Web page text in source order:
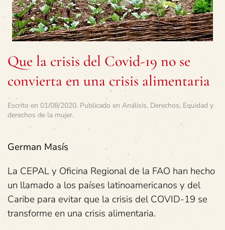
Que la crisis del Covid-19 no se
convierta en una crisis alimentaria
Escrito en 01/08/2020. Publicado en Análisis, Derechos, Equidad y
derechos de la mujer.
German Masís
La CEPAL y Oficina Regional de la FAO han hecho
un llamado a los países latinoamericanos y del
Caribe para evitar que la crisis del COVID-19 se
transforme en una crisis alimentaria.